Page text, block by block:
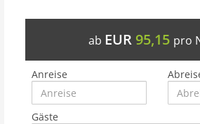
ab EUR 95,15 pro
Anreise
Gäste